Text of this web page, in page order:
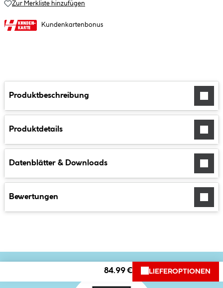
Zur Merkliste hinzufügen
Kundenkartenbonus
Produktbeschreibung
Produktdetails
Datenblätter & Downloads
Bewertungen
84.99 € LIEFEROPTIONEN